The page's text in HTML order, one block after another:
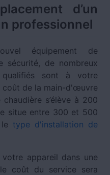
d’un
professionnel
équipement de
sécurité, de nombreux
qualifiés sont à votre
coût de la main-d'œuvre
s’élève à 200
situe entre 300 et 500
type d'installation de
appareil dans une
coût du service sera